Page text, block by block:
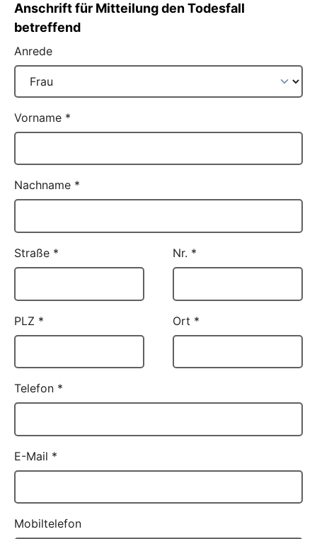
Anschrift für Mitteilung den Todesfall
betreffend
Anrede
Vorname *
Nachname *
Straße * Nr. *
PLZ * Ort *
Telefon *
E-Mail *
Mobiltelefon